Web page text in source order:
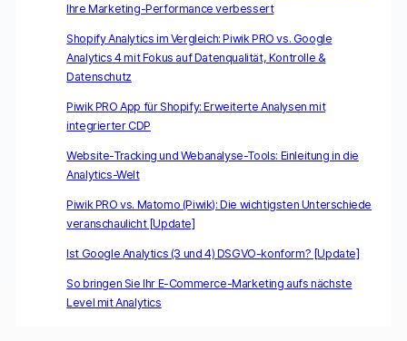
Ihre Marketing-Performance verbessert
Shopify Analytics im Vergleich: Piwik PRO vs. Google
Analytics 4 mit Fokus auf Datenqualität, Kontrolle &
Datenschutz
Piwik PRO App für Shopify: Erweiterte Analysen mit
integrierter CDP
Website-Tracking und Webanalyse-Tools: Einleitung in die
Analytics-Welt
Piwik PRO vs. Matomo (Piwik): Die wichtigsten Unterschiede
veranschaulicht [Update]
Ist Google Analytics (3 und 4) DSGVO-konform? [Update]
So bringen Sie Ihr E-Commerce-Marketing aufs nächste
Level mit Analytics